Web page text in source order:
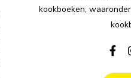
kookboeken,